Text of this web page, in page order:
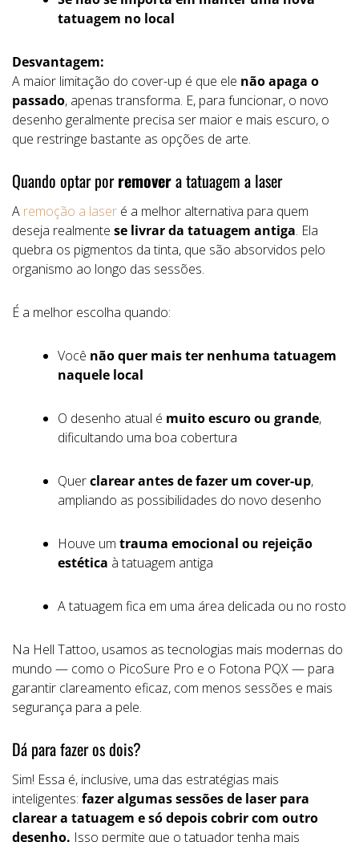
tatuagem no local
Desvantagem:
A maior limitação do cover-up é que ele não apaga o
passado, apenas transforma. E, para funcionar, o novo
desenho geralmente precisa ser maior e mais escuro, o
que restringe bastante as opções de arte.
Quando optar porremovera tatuagem a laser
A remoção a laser é a melhor alternativa para quem
deseja realmente se livrar da tatuagem antiga. Ela
quebra os pigmentos da tinta, que são absorvidos pelo
organismo ao longo das sessões.
É a melhor escolha quando:
Você não quer mais ter nenhuma tatuagem
naquele local
O desenho atual é muito escuro ou grande,
dificultando uma boa cobertura
Querclarear antes de fazer um cover-up,
ampliando as possibilidades do novo desenho
Houve um trauma emocional ou rejeição
estética à tatuagem antiga
A tatuagem fica em uma área delicada ou no rosto
Na Hell Tattoo, usamos as tecnologias mais modernas do
mundo — como o PicoSure Pro e o Fotona PQX — para
garantir clareamento eficaz, com menos sessões e mais
segurança para a pele.
Dá para fazer os dois?
Sim! Essa é, inclusive, uma das estratégias mais
inteligentes: fazer algumas sessões de laser para
clarear a tatuagem e só depois cobrir com outro
desenho. Isso permite que o tatuador tenha mais